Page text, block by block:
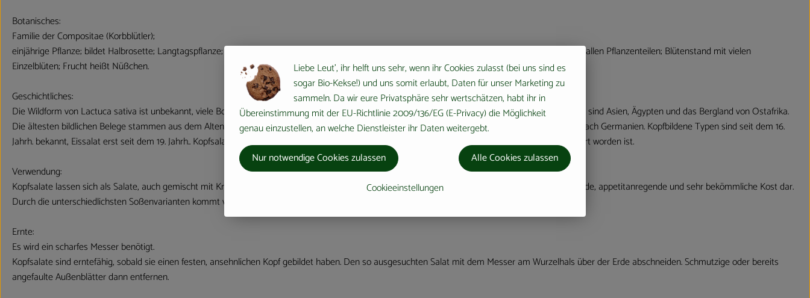
Botanisches:
Familie der Compositae (Korbblütler);
einjährige Pflanze; bildet Halbrosette; Langtagspflanze; einige Sorten mit braun- bis dunkelroten Blättern (Farbstoff Anthocyan); typischer Milchsaft in allen Pflanzenteilen; Blütenstand mit vielen
Einzelblüten; Frucht heißt Nüßchen.
Geschichtliches:
Die Wildform von Lactuca sativa ist unbekannt, viele Botaniker sind aber der Auffassung, es könnte der Wilde Lattich sein. Ursprungsgebiete für Salat sind Asien, Ägypten und das Bergland von Ostafrika.
Die ältesten bildlichen Belege stammen aus dem Alten Ägyptischen Reich vor ca. 2500 Jahren. Über die Römer gelangte Gartensalat um 800 n.d.Z. nach Germanien. Kopfbildene Typen sind seit dem 16.
Jahrh. bekannt, Eissalat erst seit dem 19. Jahrh.. Kopfsalat war das erste Gemüse in Mitteleuropa, welches in Frühbeeten und Gewächshäusern kultiviert worden ist.
Verwendung:
Kopfsalate lassen sich als Salate, auch gemischt mit Kräutern, Tomaten, Paprika, Oliven, Obst, Nüssen, Käse...; zubereiten und stellen eine erfrischende, appetitanregende und sehr bekömmliche Kost dar.
Durch die unterschiedlichsten Soßenvarianten kommt viel Abwechslung auf den Tisch und erfreut nicht nur den Gaumen.
Ernte:
Es wird ein scharfes Messer benötigt.
Kopfsalate sind erntefähig, sobald sie einen festen, ansehnlichen Kopf gebildet haben. Den so ausgesuchten Salat mit dem Messer am Wurzelhals über der Erde abschneiden. Schmutzige oder bereits
angefaulte Außenblätter dann entfernen.
Liebe Leut', ihr helft uns sehr, wenn ihr Cookies zulasst (bei uns sind es
sogar Bio-Kekse!) und uns somit erlaubt, Daten für unser Marketing zu
sammeln. Da wir eure Privatsphäre sehr wertschätzen, habt ihr in
Übereinstimmung mit der EU-Richtlinie 2009/136/EG (E-Privacy) die Möglichkeit
genau einzustellen, an welche Dienstleister ihr Daten weitergebt.
Cookieeinstellungen
Nur notwendige Cookies zulassen Alle Cookies zulassen